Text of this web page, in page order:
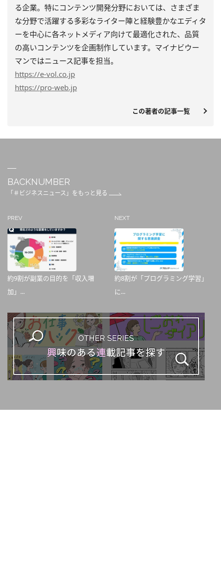
る企業。特にコンテンツ開発分野においては、さまざま
な分野で活躍する多彩なライター陣と経験豊かなエディタ
ーを中心に各ネットメディア向けて最適化された、品質
の高いコンテンツを企画制作しています。マイナビウー
マンではニュース記事を担当。
https://e-vol.co.jp
https://pro-web.jp
この著者の記事一覧
BACKNUMBER
「＃ビジネスニュース」をもっと見る
PREV
約9割が副業の目的を「収入増
加」...
NEXT
約8割が「プログラミング学習」
に...